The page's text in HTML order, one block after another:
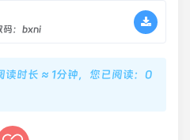
码：bxni
读时长 ≈ 1分钟，您已阅读：0